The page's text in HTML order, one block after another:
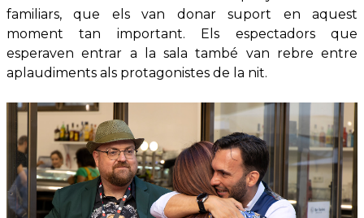
familiars, que els van donar suport en aquest
moment tan important. Els espectadors que
esperaven entrar a la sala també van rebre entre
aplaudiments als protagonistes de la nit.